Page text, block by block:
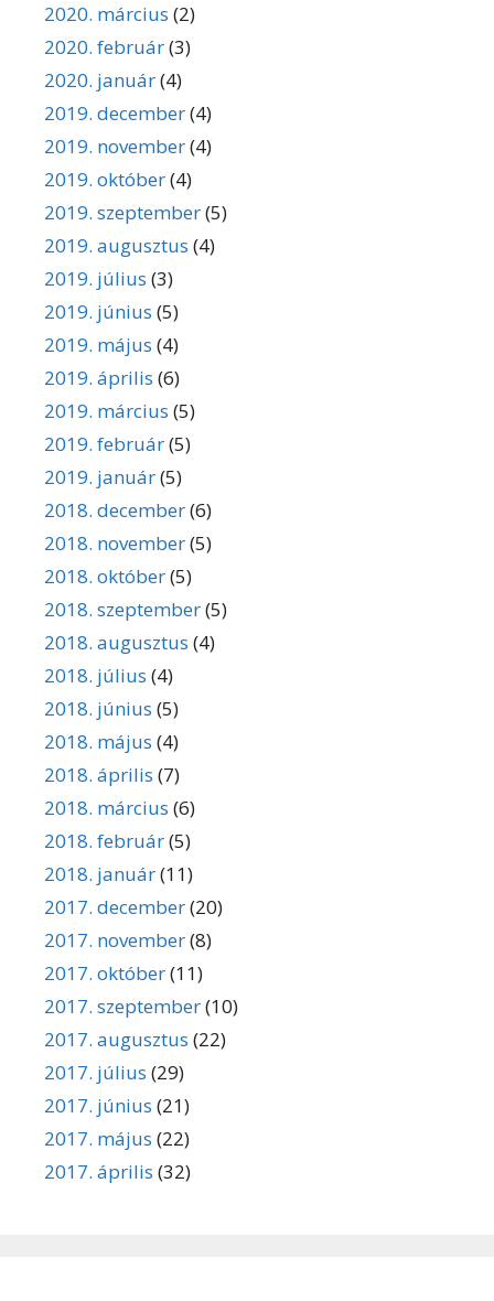
2020. március (2)
2020. február(3)
2020. január(4)
2019. december(4)
2019. november(4)
2019. október(4)
2019. szeptember(5)
2019. augusztus (4)
2019. július (3)
2019. június (5)
2019. május (4)
2019. április (6)
2019. március (5)
2019. február(5)
2019. január(5)
2018. december(6)
2018. november(5)
2018. október(5)
2018. szeptember(5)
2018. augusztus (4)
2018. július (4)
2018. június (5)
2018. május (4)
2018. április (7)
2018. március (6)
2018. február(5)
2018. január(11)
2017. december(20)
2017. november(8)
2017. október(11)
2017. szeptember(10)
2017. augusztus (22)
2017. július (29)
2017. június (21)
2017. május (22)
2017. április (32)